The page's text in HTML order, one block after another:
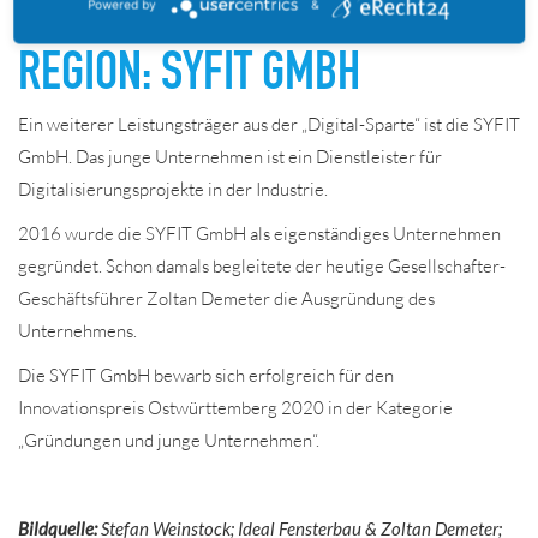
LEISTUNGSTRÄGER DER
REGION: SYFIT GMBH
Ein weiterer Leistungsträger aus der „Digital-Sparte“ ist die SYFIT
GmbH. Das junge Unternehmen ist ein Dienstleister für
Digitalisierungsprojekte in der Industrie.
2016 wurde die SYFIT GmbH als eigenständiges Unternehmen
gegründet. Schon damals begleitete der heutige Gesellschafter-
Geschäftsführer Zoltan Demeter die Ausgründung des
Unternehmens.
Die SYFIT GmbH bewarb sich erfolgreich für den
Innovationspreis Ostwürttemberg 2020 in der Kategorie
„Gründungen und junge Unternehmen“.
Bildquelle: Stefan Weinstock; Ideal Fensterbau & Zoltan Demeter;
Powered by &